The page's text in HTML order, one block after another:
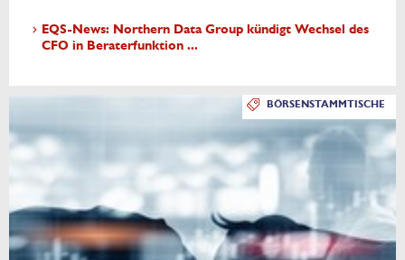
EQS-News: Northern Data Group kündigt Wechsel des
CFO in Beraterfunktion ...
BÖRSENSTAMMTISCHE